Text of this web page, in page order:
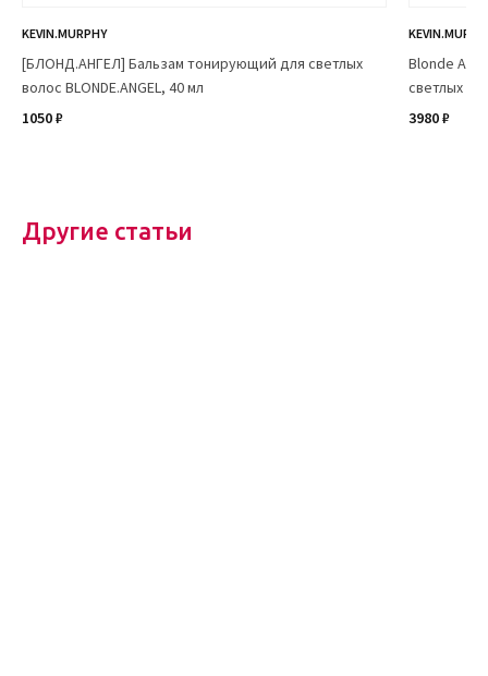
KEVIN.MURPHY
[БЛОНД.АНГЕЛ] Бальзам тонирующий для светлых
волос BLONDE.ANGEL, 40 мл
1050 ₽
Blonde
светлых
3980 ₽
Другие статьи